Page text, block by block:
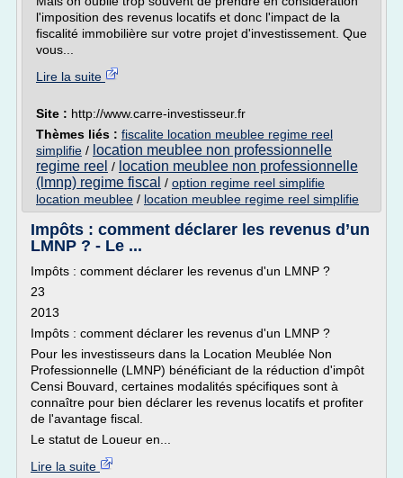
l'imposition des revenus locatifs et donc l'impact de la
fiscalité immobilière sur votre projet d'investissement. Que
vous...
Lire la suite
Site : http://www.carre-investisseur.fr
Thèmes liés : fiscalite location meublee regime reel
simplifie / location meublee non professionnelle
regime reel / location meublee non professionnelle
(lmnp) regime fiscal / option regime reel simplifie
location meublee / location meublee regime reel simplifie
Impôts : comment déclarer les revenus d’un
LMNP ? - Le ...
Impôts : comment déclarer les revenus d'un LMNP ?
23
2013
Impôts : comment déclarer les revenus d'un LMNP ?
Pour les investisseurs dans la Location Meublée Non
Professionnelle (LMNP) bénéficiant de la réduction d'impôt
Censi Bouvard, certaines modalités spécifiques sont à
connaître pour bien déclarer les revenus locatifs et profiter
de l'avantage fiscal.
Le statut de Loueur en...
Lire la suite